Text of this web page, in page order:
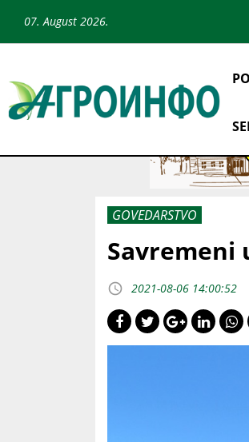
07. August 2026.
GOVEDARSTVO
Savremeni
2021-08-06 14:00:52